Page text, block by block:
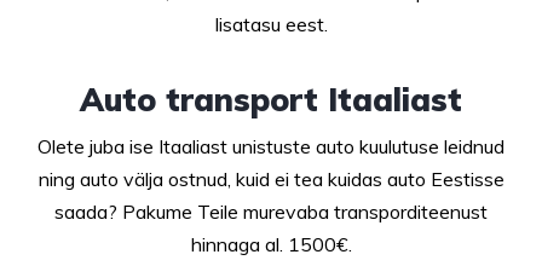
lisatasu eest.
Auto transport Itaaliast
Olete juba ise Itaaliast unistuste auto kuulutuse leidnud
ning auto välja ostnud, kuid ei tea kuidas auto Eestisse
saada? Pakume Teile murevaba transporditeenust
hinnaga al. 1500€.